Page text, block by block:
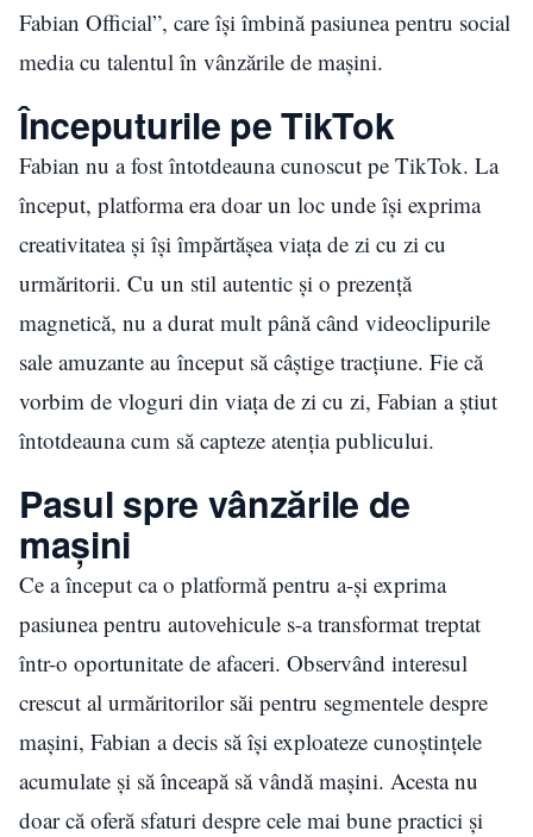
Fabian Official”, care își îmbină pasiunea pentru social
media cu talentul în vânzările de mașini.
Începuturile pe TikTok
Fabian nu a fost întotdeauna cunoscut pe TikTok. La
început, platforma era doar un loc unde își exprima
creativitatea și își împărtășea viața de zi cu zi cu
urmăritorii. Cu un stil autentic și o prezență
magnetică, nu a durat mult până când videoclipurile
sale amuzante au început să câștige tracțiune. Fie că
vorbim de vloguri din viața de zi cu zi, Fabian a știut
întotdeauna cum să capteze atenția publicului.
Pasul spre vânzările de
mașini
Ce a început ca o platformă pentru a-și exprima
pasiunea pentru autovehicule s-a transformat treptat
într-o oportunitate de afaceri. Observând interesul
crescut al urmăritorilor săi pentru segmentele despre
mașini, Fabian a decis să își exploateze cunoștințele
acumulate și să înceapă să vândă mașini. Acesta nu
doar că oferă sfaturi despre cele mai bune practici și